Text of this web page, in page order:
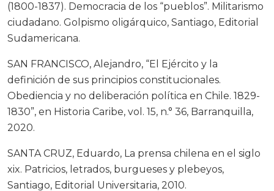
(1800-1837). Democracia de los “pueblos”. Militarismo
ciudadano. Golpismo oligárquico, Santiago, Editorial
Sudamericana.
SAN FRANCISCO, Alejandro, “El Ejército y la
definición de sus principios constitucionales.
Obediencia y no deliberación política en Chile. 1829-
1830”, en Historia Caribe, vol. 15, n.° 36, Barranquilla,
2020.
SANTA CRUZ, Eduardo, La prensa chilena en el siglo
xix. Patricios, letrados, burgueses y plebeyos,
Santiago, Editorial Universitaria, 2010.